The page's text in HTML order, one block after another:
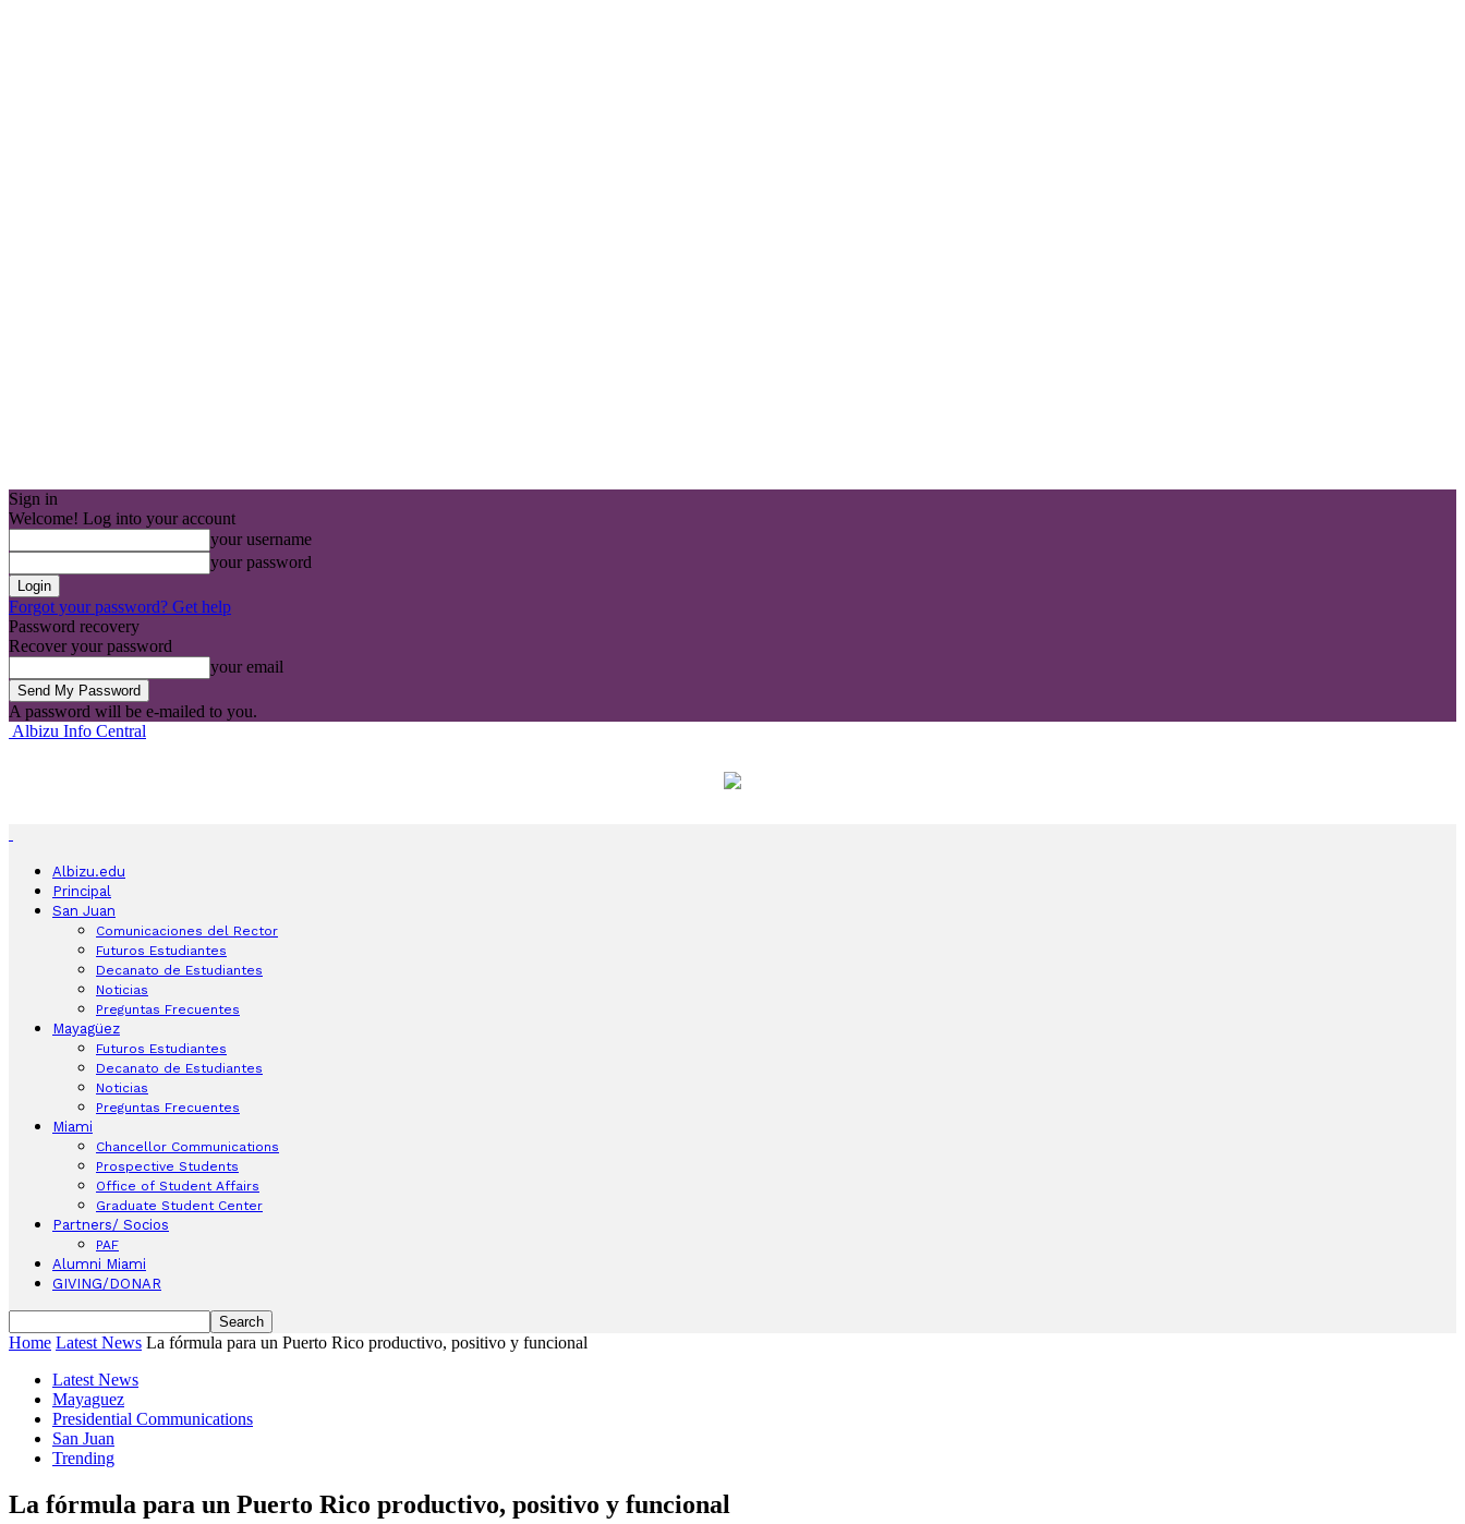
Sign in
Welcome! Log into your account
your username
your password
Forgot your password? Get help
Password recovery
Recover your password
your email
A password will be e-mailed to you.
Albizu Info Central
Albizu.edu
Principal
San Juan
Comunicaciones del Rector
Futuros Estudiantes
Decanato de Estudiantes
Noticias
Preguntas Frecuentes
Mayagüez
Futuros Estudiantes
Decanato de Estudiantes
Noticias
Preguntas Frecuentes
Miami
Chancellor Communications
Prospective Students
Office of Student Affairs
Graduate Student Center
Partners/ Socios
PAF
Alumni Miami
GIVING/DONAR
Home Latest News La fórmula para un Puerto Rico productivo, positivo y funcional
Latest News
Mayaguez
Presidential Communications
San Juan
Trending
La fórmula para un Puerto Rico productivo, positivo y funcional